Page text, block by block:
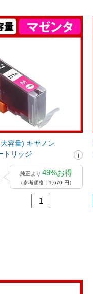
容量) キヤノン
トリッジ
純正より 49%お得
（参考価格：1,670 円）